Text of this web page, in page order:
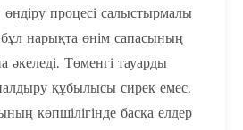
процесі салыстырмалы
нарықта өнім сапасының
әкеледі. Төменгі тауарды
құбылысы сирек емес.
көпшілігінде басқа елдер